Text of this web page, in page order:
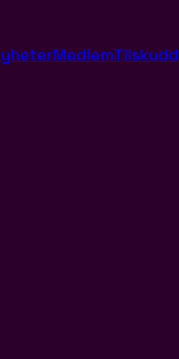
MedlemTilskudd